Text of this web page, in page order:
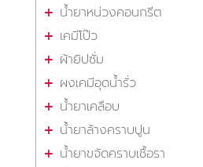
น้ำยาหน่วงคอนกรีต
เคมีโป๊ว
ผ้ายิปซั่ม
ผงเคมีอุดน้ำรั่ว
น้ำยาเคลือบ
น้ำยาล้างคราบปูน
น้ำยาขจัดคราบเชื้อรา